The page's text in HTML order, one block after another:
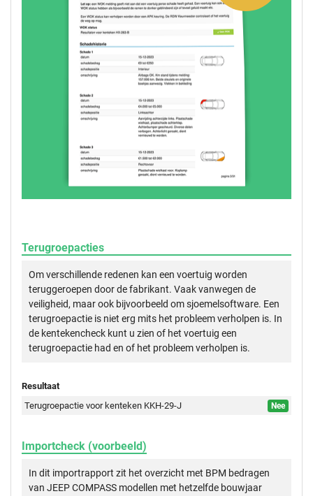
Terugroepacties
Om verschillende redenen kan een voertuig worden
teruggeroepen door de fabrikant. Vaak vanwegen de
veiligheid, maar ook bijvoorbeeld om sjoemelsoftware. Een
terugroepactie is niet erg mits het probleem verholpen is. In
de kentekencheck kunt u zien of het voertuig een
terugroepactie had en of het probleem verholpen is.
Resultaat
Terugroepactie voor kenteken KKH-29-J
Nee
Importcheck (voorbeeld)
In dit importrapport zit het overzicht met BPM bedragen
van JEEP COMPASS modellen met hetzelfde bouwjaar